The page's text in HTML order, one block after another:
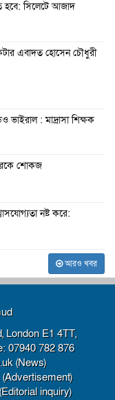
হবে: সিলেটে আজাদ
এবাদত হোসেন চৌধুরী
ভাইরাল : মাদ্রাসা শিক্ষক
শোকজ
নষ্ট করে:
আরও খবর
London E1 4TT,
07940 782 876
(News)
inquiry)